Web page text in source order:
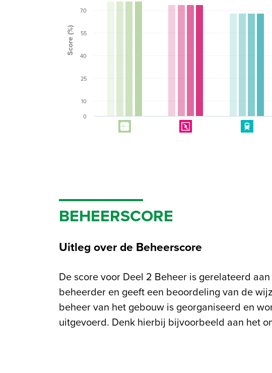
Score (%)
0
10
25
40
55
70
BEHEERSCORE
Uitleg over de Beheerscore
De score voor Deel 2 Beheer is gerelateerd
beheerder en geeft een beoordeling van de
beheer van het gebouw is georganiseerd en
uitgevoerd. Denk hierbij bijvoorbeeld aan het
van het gebouw en het
duurzaamheidsprestaties. Het beoordeelt ook
van de belangrijkste bronnen, zoals water en